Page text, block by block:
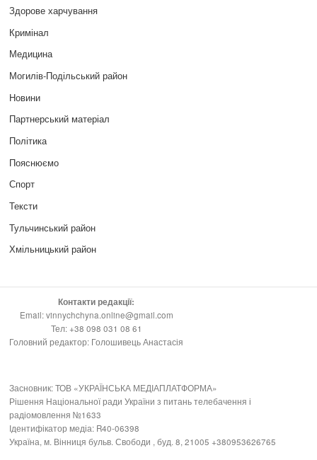
Здорове харчування
Кримінал
Медицина
Могилів-Подільський район
Новини
Партнерський матеріал
Політика
Пояснюємо
Спорт
Тексти
Тульчинський район
Хмільницький район
Контакти редакції:
Email: vinnychchyna.online@gmail.com
Тел: +38 098 031 08 61
Головний редактор: Голошивець Анастасія
Засновник: ТОВ «УКРАЇНСЬКА МЕДІАПЛАТФОРМА»
Рішення Національної ради України з питань телебачення і
радіомовлення №1633
Ідентифікатор медіа: R40-06398
Україна, м. Вінниця бульв. Свободи , буд. 8, 21005 +380953626765